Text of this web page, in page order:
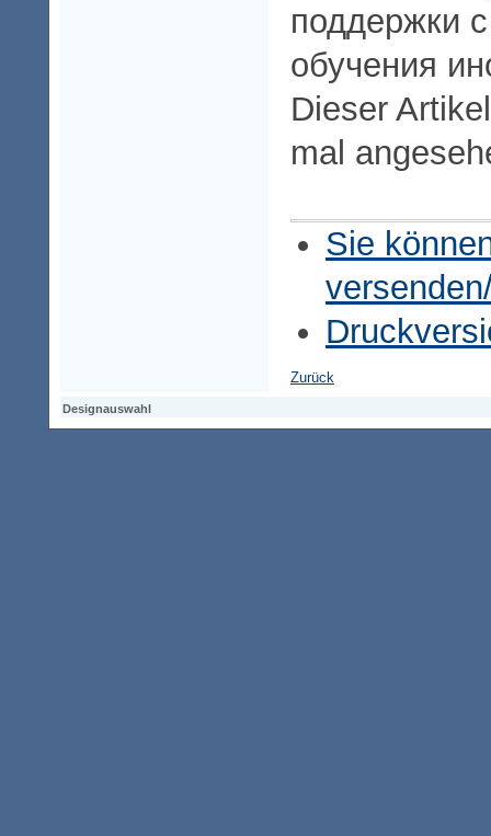
поддержки
обучения
Dieser
mal
Sie
Zurück
Designauswahl
Designauswahl